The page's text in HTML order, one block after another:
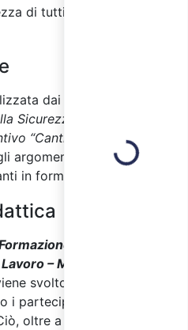
di tutti i Datori di
dai docenti durante
Sicurezza per Datori di
“Cantieri”
argomenti affrontati,
in formato digitale.
sulla
– Modulo
svolto con metodo
i partecipanti con esempi
oltre a garantire i
Loading...